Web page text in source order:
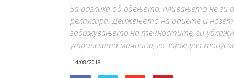
За разлика од одењето, пливањето не ги
релаксира. Движењето на рацете и
задржувањето на течностите, ги
утринската мачнина, го зајакнува
14/08/2018